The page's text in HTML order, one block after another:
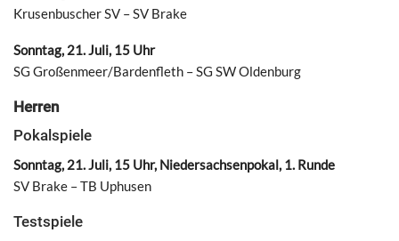
Krusenbuscher SV – SV Brake
Sonntag, 21. Juli, 15 Uhr
SG Großenmeer/Bardenfleth – SG SW Oldenburg
Herren
Pokalspiele
Sonntag, 21. Juli, 15 Uhr, Niedersachsenpokal, 1. Runde
SV Brake – TB Uphusen
Testspiele